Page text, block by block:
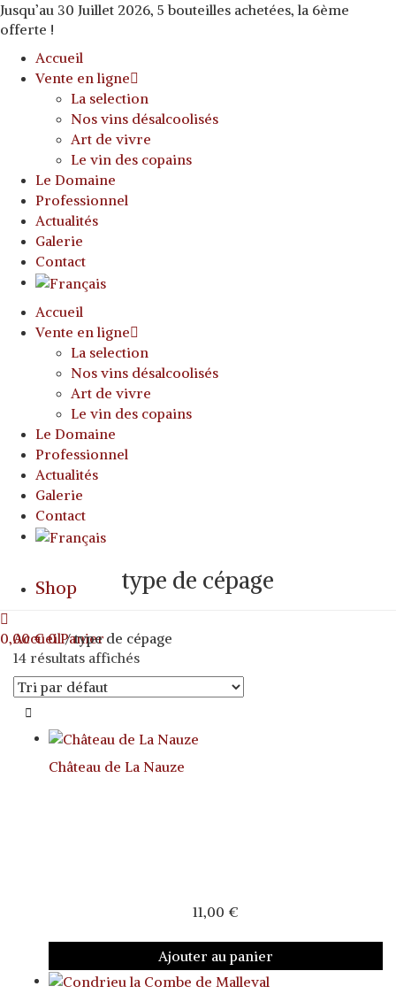
Jusqu’au 30 Juillet 2026, 5 bouteilles achetées, la 6ème
offerte !
Accueil
Vente en ligne
La selection
Nos vins désalcoolisés
Art de vivre
Le vin des copains
Le Domaine
Professionnel
Actualités
Galerie
Contact
Accueil
Vente en ligne
La selection
Nos vins désalcoolisés
Art de vivre
Le vin des copains
Le Domaine
Professionnel
Actualités
Galerie
Contact
Shop
0,00€ 0 Panier
type de cépage
Accueil/ type de cépage
14 résultats affichés
Château de La Nauze
11,00 €
Ajouter au panier